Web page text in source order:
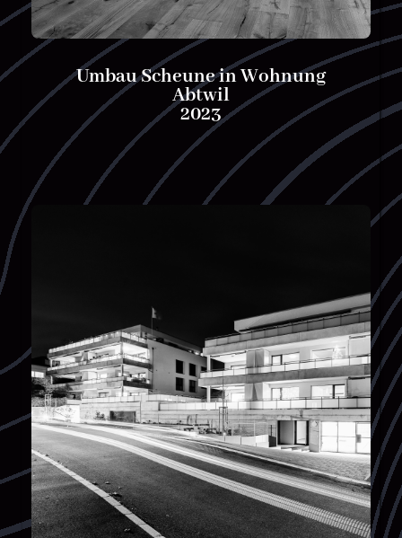
Umbau Scheune in Wohnung
Abtwil
2023